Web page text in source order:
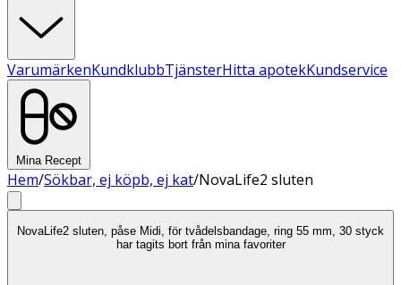
VarumärkenKundklubbTjänsterHitta apotekKundservice
Mina Recept
Hem/Sökbar, ej köpb, ej kat/NovaLife2 sluten
NovaLife2 sluten, påse Midi, för tvådelsbandage, ring 55 mm, 30 styck
har tagits bort från mina favoriter